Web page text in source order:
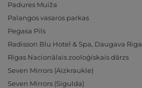
Padures Muiža
Palangos vasaros parkas
Pegasa Pils
Radisson Blu Hotel & Spa, Daugava Riga
Rīgas Nacionālais zooloģiskais dārzs
Seven Mirrors (Aizkraukle)
Seven Mirrors (Sigulda)